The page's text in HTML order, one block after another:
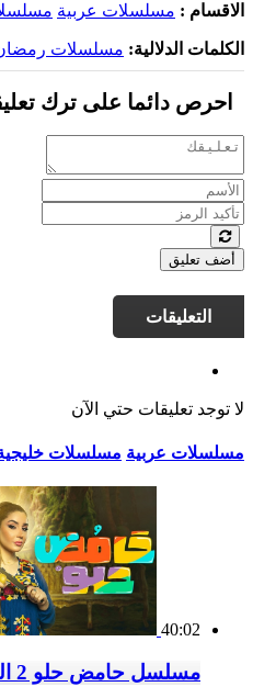
الاقسام : مسلسلات عربية
الكلمات الدلالية: مسلسلات رمضان
احرص دائما على ترك
أضف تعليق
التعليقات
لا توجد تعليقات حتي الآن
مسلسلات عربية مسلسلات
40:02
مسلسل حامض حلو 2 العراقي الحلقة 25 الخامسة والعشرون